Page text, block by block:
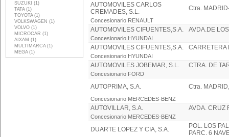
SUZUKI (1)
TATA (1)
TOYOTA (1)
VOLKSWAGEN (1)
VOLVO (1)
MICROCAR (1)
AIXAM (1)
MULTIMARCA (1)
MEGA (1)
AUTOMOVILES CARLOS
CREMADES, S.L.
Ctra.
Concesionario RENAULT
AUTOMOVILES CIFUENTES,S.A. AVDA.DE
Concesionario HYUNDAI
AUTOMOVILES CIFUENTES,S.A. CARRETERA
Concesionario HYUNDAI
AUTOMOVILES JOBEMAR, S.L. CTRA. DE
Concesionario FORD
AUTOPRIMA, S.A. Ctra.
Concesionario MERCEDES-BENZ
AUTOVILLAR, S.A. AVDA. CRUZ
Concesionario MERCEDES-BENZ
DUARTE LOPEZ Y CIA, S.A.
POL. LOS
PARC. 6